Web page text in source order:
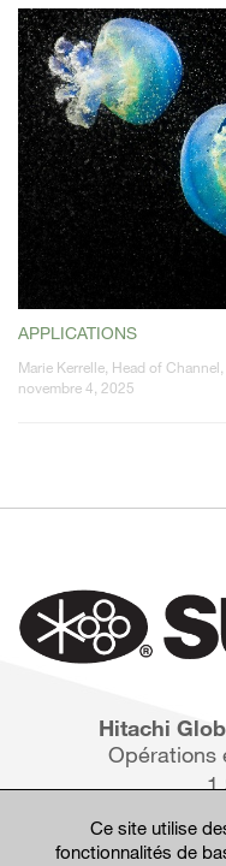
APPLICATIONS
Marie Kerrelle, Head of
novembre 4, 2025
Hitachi
Opérations
1
Ce site utilise
fonctionnalités de